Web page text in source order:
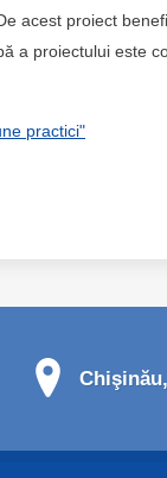
acest proiect
a proiectului este
practici"